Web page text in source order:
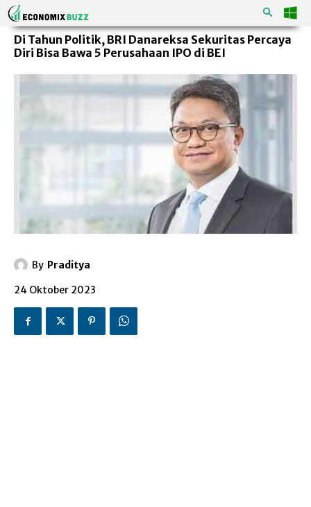
Di Tahun Politik, BRI Danareksa Sekuritas Percaya
Diri Bisa Bawa 5 Perusahaan IPO di BEI
By Praditya
24 Oktober 2023